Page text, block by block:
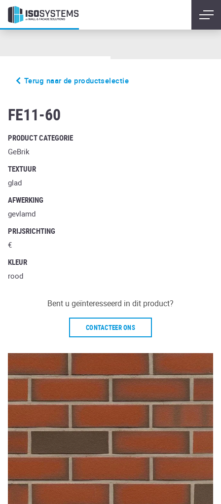
Terug naar de productselectie
FE11-60
PRODUCT CATEGORIE
GeBrik
TEXTUUR
glad
AFWERKING
gevlamd
PRIJSRICHTING
€
KLEUR
rood
Bent u geïnteresseerd in dit product?
CONTACTEER ONS